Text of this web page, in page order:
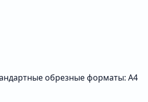
обрезные форматы: A4